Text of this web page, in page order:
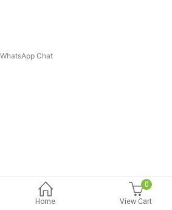
Home
0
View Cart
WhatsApp Chat